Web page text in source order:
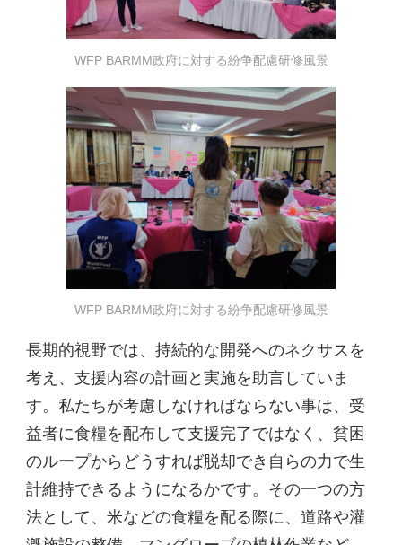
WFP BARMM政府に対する紛争配慮研修風景
WFP BARMM政府に対する紛争配慮研修風景
長期的視野では、持続的な開発へのネクサスを
考え、支援内容の計画と実施を助言していま
す。私たちが考慮しなければならない事は、受
益者に食糧を配布して支援完了ではなく、貧困
のループからどうすれば脱却でき自らの力で生
計維持できるようになるかです。その一つの方
法として、米などの食糧を配る際に、道路や灌